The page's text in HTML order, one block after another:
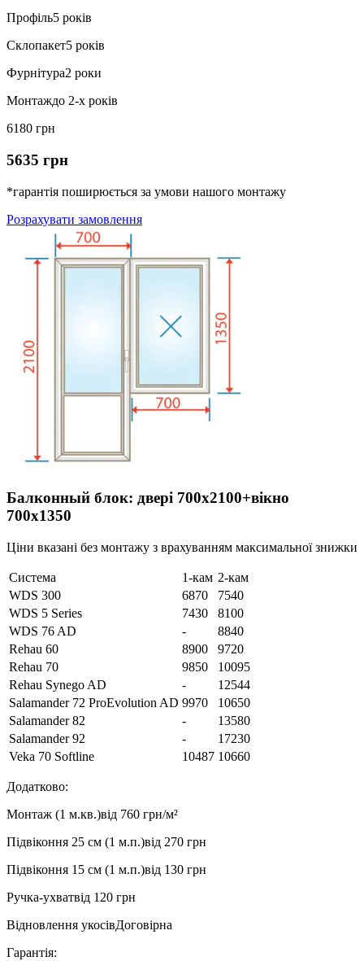
Профіль5 років
Склопакет5 років
Фурнітура2 роки
Монтаждо 2-х років
6180 грн
5635 грн
*гарантія поширюється за умови нашого монтажу
Розрахувати замовлення
Балконный блок: двері 700х2100+вікно
700х1350
Ціни вказані без монтажу з врахуванням максимальної знижки
Система 1-кам 2-кам
WDS 300
6870
7540
WDS 5 Series
7430
8100
WDS 76 AD
-
8840
Rehau 60
8900
9720
Rehau 70
9850
10095
Rehau Synego AD
-
12544
Salamander 72 ProEvolution AD 9970
10650
Salamander 82
-
13580
Salamander 92
-
17230
Veka 70 Softline
10487 10660
Додатково:
Монтаж (1 м.кв.)від 760 грн/м²
Підвіконня 25 см (1 м.п.)від 270 грн
Підвіконня 15 см (1 м.п.)від 130 грн
Ручка-ухватвід 120 грн
Відновлення укосівДоговірна
Гарантія: